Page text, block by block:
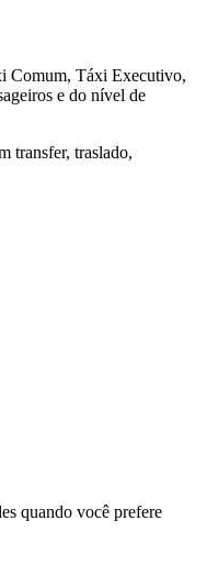
Comum, Táxi Executivo,
e do nível de
transfer, traslado,
quando você prefere